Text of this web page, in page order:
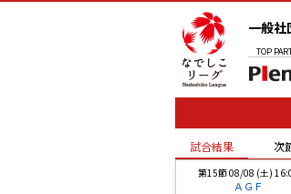
一般社
TOP
試合結果 次
第15節 08/08 (土)
ＡＧＦ